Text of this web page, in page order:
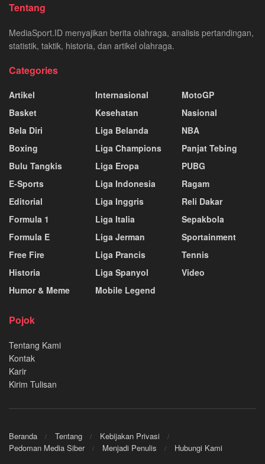
Tentang
MediaSport.ID menyajikan berita olahraga, analisis pertandingan,
statistik, taktik, historia, dan artikel olahraga.
Categories
Artikel
Basket
Bela Diri
Boxing
Bulu Tangkis
E-Sports
Editorial
Formula 1
Formula E
Free Fire
Historia
Humor & Meme
Internasional
Kesehatan
Liga Belanda
Liga Champions
Liga Eropa
Liga Indonesia
Liga Inggris
Liga Italia
Liga Jerman
Liga Prancis
Liga Spanyol
Mobile Legend
MotoGP
Nasional
NBA
Panjat Tebing
PUBG
Ragam
Reli Dakar
Sepakbola
Sportainment
Tennis
Video
Pojok
Tentang Kami
Kontak
Karir
Kirim Tulisan
Beranda Tentang
Kebijakan Privasi
Pedoman Media Siber
Menjadi Penulis Hubungi Kami